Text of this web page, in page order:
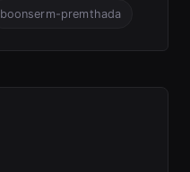
boonserm-premthada